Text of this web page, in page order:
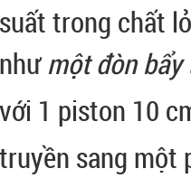
suất trong chất
nhưmột đòn
với 1 piston 10
truyền sang một